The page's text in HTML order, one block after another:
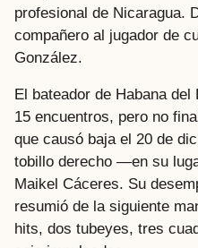
profesional de Nicaragua.
compañero al jugador de
González.
El bateador de Habana
15 encuentros, pero no
que causó baja el 20 de
tobillo derecho —en su
Maikel Cáceres. Su
resumió de la siguiente
hits, dos tubeyes, tres